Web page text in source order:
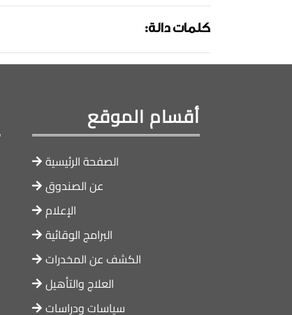
:كلمات دالة
أقسام الموقع
الصفحة الرئيسية
عن الصندوق
الإعلام
البرامج الوقائية
الكشف عن المخدرات
العلاج والتأهيل
سياسات ودراسات